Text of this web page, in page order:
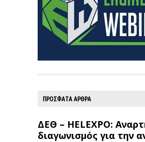
ΠΡΟΣΦΑΤΑ ΑΡΘΡΑ
ΔΕΘ – HELEXPO:
διαγωνισμός για την